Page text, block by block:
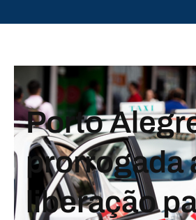
Porto
prorrogada
liberação